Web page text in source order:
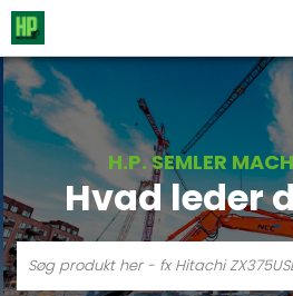
H.P. SEMLER
Hvad leder